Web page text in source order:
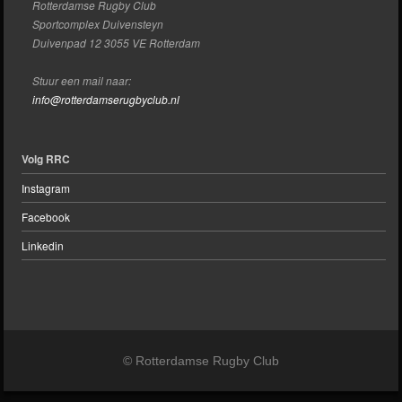
Rotterdamse Rugby Club
Sportcomplex Duivensteyn
Duivenpad 12 3055 VE Rotterdam
Stuur een mail naar:
info@rotterdamserugbyclub.nl
Volg RRC
Instagram
Facebook
Linkedin
© Rotterdamse Rugby Club